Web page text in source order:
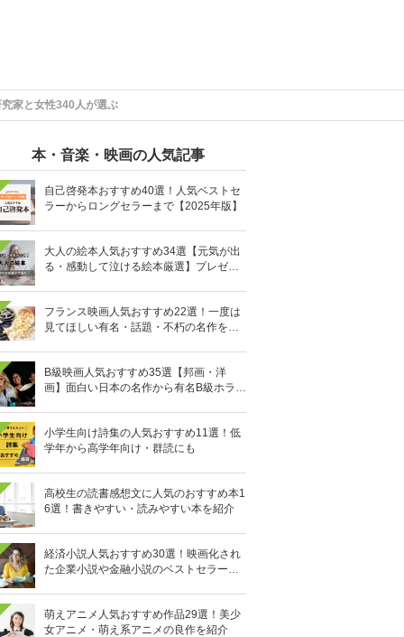
家と女性340人が選ぶ
本・音楽・映画の人気記事
自己啓発本おすすめ40選！人気ベストセ
ラーからロングセラーまで【2025年版】
大人の絵本人気おすすめ34選【元気が出
る・感動して泣ける絵本厳選】プレゼン
フランス映画人気おすすめ22選！一度は
見てほしい有名・話題・不朽の名作を厳
B級映画人気おすすめ35選【邦画・洋
画】面白い日本の名作から有名B級ホラー
小学生向け詩集の人気おすすめ11選！低
学年から高学年向け・群読にも
高校生の読書感想文に人気のおすすめ本1
6選！書きやすい・読みやすい本を紹介
経済小説人気おすすめ30選！映画化され
た企業小説や金融小説のベストセラーを
萌えアニメ人気おすすめ作品29選！美少
女アニメ・萌え系アニメの良作を紹介